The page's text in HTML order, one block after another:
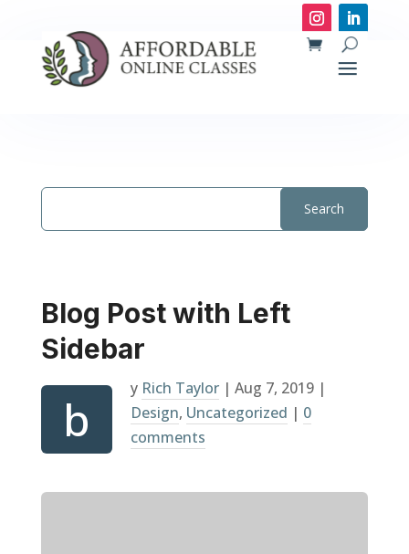
Blog Post with Left
Sidebar
b
y Rich Taylor| Aug 7, 2019|
Design, Uncategorized | 0
comments